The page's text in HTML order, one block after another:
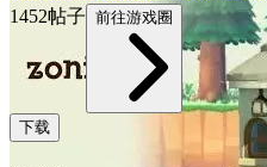
1452帖子 前往游戏圈
下载